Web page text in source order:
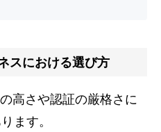
スにおける選び方
高さや認証の厳格さに
ます。